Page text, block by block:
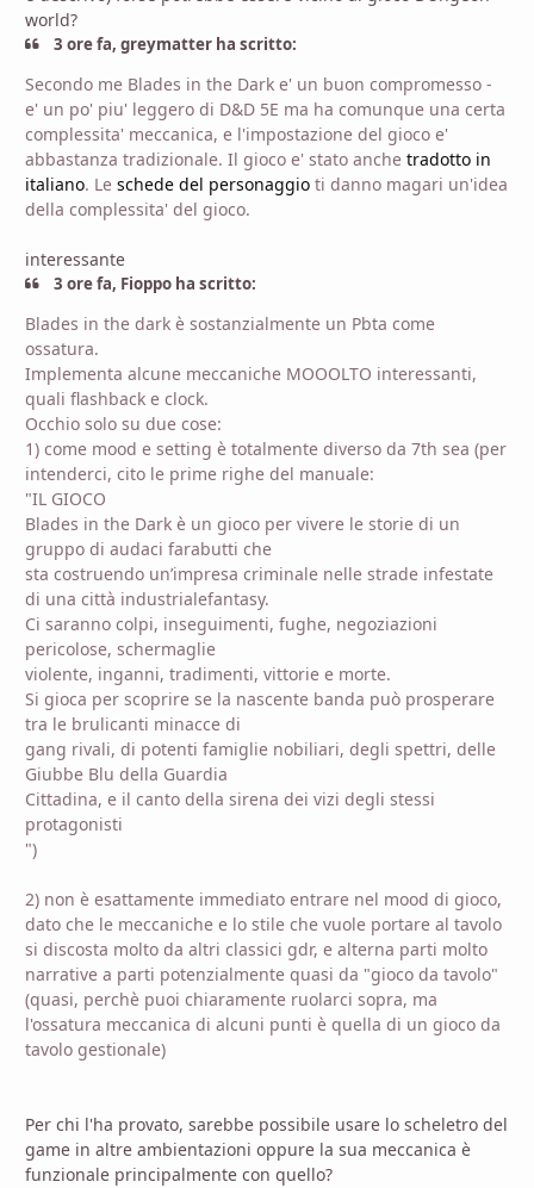
world?
3 ore fa, greymatter ha scritto:
Secondo me Blades in the Dark e' un buon compromesso -
e' un po' piu' leggero di D&D 5E ma ha comunque una certa
complessita' meccanica, e l'impostazione del gioco e'
abbastanza tradizionale. Il gioco e' stato anche tradotto in
italiano. Le schede del personaggio ti danno magari un'idea
della complessita' del gioco.
interessante
3 ore fa, Fioppo ha scritto:
Blades in the dark è sostanzialmente un Pbta come
ossatura.
Implementa alcune meccaniche MOOOLTO interessanti,
quali flashback e clock.
Occhio solo su due cose:
1) come mood e setting è totalmente diverso da 7th sea (per
intenderci, cito le prime righe del manuale:
"IL GIOCO
Blades in the Dark è un gioco per vivere le storie di un
gruppo di audaci farabutti che
sta costruendo un’impresa criminale nelle strade infestate
di una città industrialefantasy.
Ci saranno colpi, inseguimenti, fughe, negoziazioni
pericolose, schermaglie
violente, inganni, tradimenti, vittorie e morte.
Si gioca per scoprire se la nascente banda può prosperare
tra le brulicanti minacce di
gang rivali, di potenti famiglie nobiliari, degli spettri, delle
Giubbe Blu della Guardia
Cittadina, e il canto della sirena dei vizi degli stessi
protagonisti
")
2) non è esattamente immediato entrare nel mood di gioco,
dato che le meccaniche e lo stile che vuole portare al tavolo
si discosta molto da altri classici gdr, e alterna parti molto
narrative a parti potenzialmente quasi da "gioco da tavolo"
(quasi, perchè puoi chiaramente ruolarci sopra, ma
l'ossatura meccanica di alcuni punti è quella di un gioco da
tavolo gestionale)
Per chi l'ha provato, sarebbe possibile usare lo scheletro del
game in altre ambientazioni oppure la sua meccanica è
funzionale principalmente con quello?